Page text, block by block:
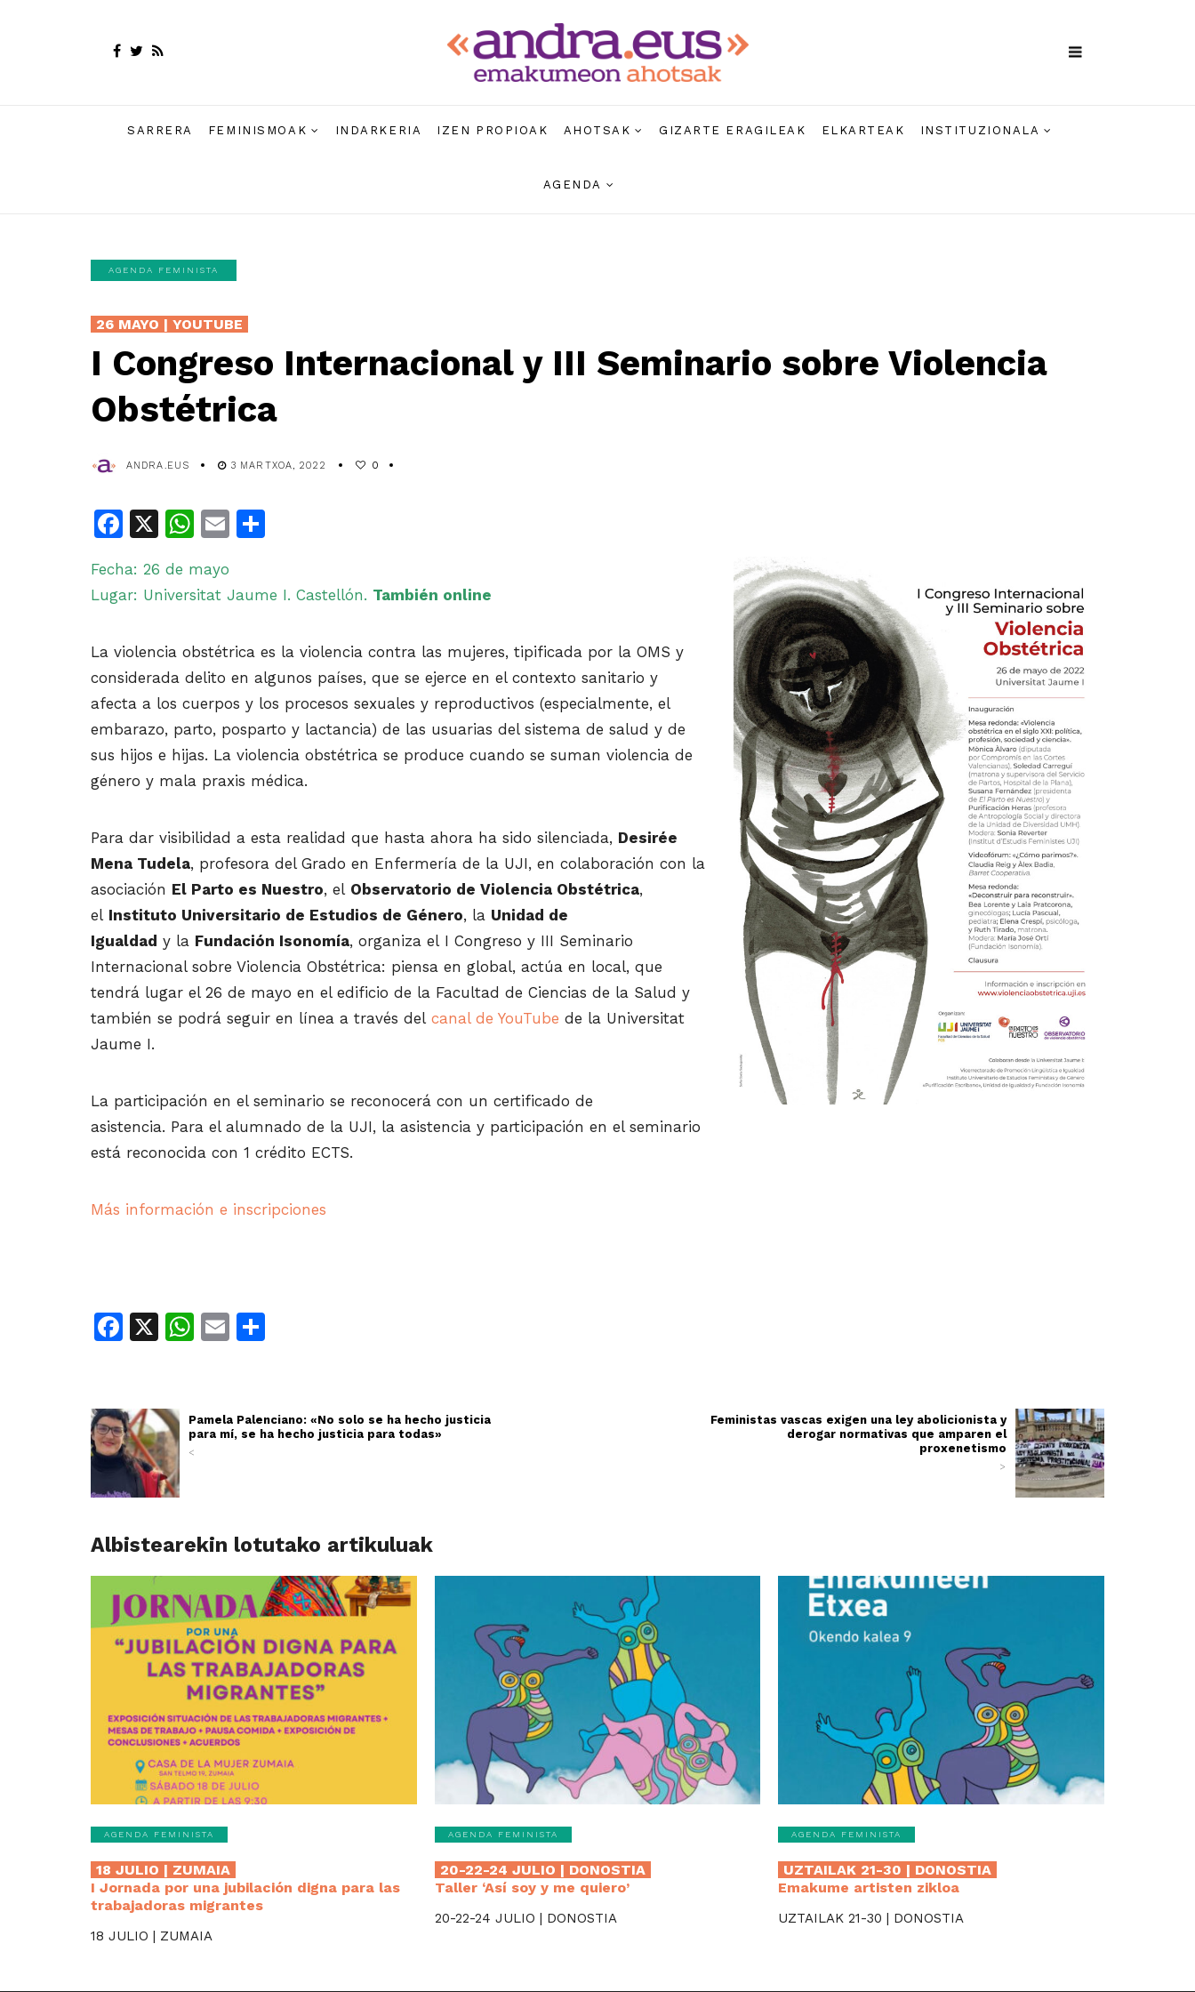
SARRERA FEMINISMOAK INDARKERIA IZEN PROPIOAK AHOTSAK GIZARTE ERAGILEAK ELKARTEAK INSTITUZIONALA
AGENDA
AGENDA FEMINISTA
26 MAYO | YOUTUBE
I Congreso Internacional y III Seminario sobre Violencia
Obstétrica
ANDRA.EUS 3 MARTXOA, 2022 0
Facebook
X WhatsApp
Email
Fecha: 26 de mayo
Lugar: Universitat Jaume I. Castellón. También online
La violencia obstétrica es la violencia contra las mujeres, tipificada por la OMS y
considerada delito en algunos países, que se ejerce en el contexto sanitario y
afecta a los cuerpos y los procesos sexuales y reproductivos (especialmente, el
embarazo, parto, posparto y lactancia) de las usuarias del sistema de salud y de
sus hijos e hijas. La violencia obstétrica se produce cuando se suman violencia de
género y mala praxis médica.
Para dar visibilidad a esta realidad que hasta ahora ha sido silenciada, Desirée
Mena Tudela, profesora del Grado en Enfermería de la UJI, en colaboración con la
asociación El Parto es Nuestro, el Observatorio de Violencia Obstétrica,
el Instituto Universitario de Estudios de Género, la Unidad de
Igualdad y la Fundación Isonomía, organiza el I Congreso y III Seminario
Internacional sobre Violencia Obstétrica: piensa en global, actúa en local, que
tendrá lugar el 26 de mayo en el edificio de la Facultad de Ciencias de la Salud y
también se podrá seguir en línea a través del canal de YouTube de la Universitat
Jaume I.
La participación en el seminario se reconocerá con un certificado de
asistencia. Para el alumnado de la UJI, la asistencia y participación en el seminario
está reconocida con 1 crédito ECTS.
Más información e inscripciones
Facebook
X WhatsApp
Email
Pamela Palenciano: «No solo se ha hecho justicia
para mí, se ha hecho justicia para todas»
<
Feministas vascas exigen una ley abolicionista y
derogar normativas que amparen el
proxenetismo
>
Albistearekin lotutako artikuluak
AGENDA FEMINISTA
18 JULIO | ZUMAIA
I Jornada por una jubilación digna para las
trabajadoras migrantes
18 JULIO | ZUMAIA
AGENDA FEMINISTA
20-22-24 JULIO | DONOSTIA
Taller ‘Así soy y me quiero’
20-22-24 JULIO | DONOSTIA
AGENDA FEMINISTA
UZTAILAK 21-30 | DONOSTIA
Emakume artisten zikloa
UZTAILAK 21-30 | DONOSTIA